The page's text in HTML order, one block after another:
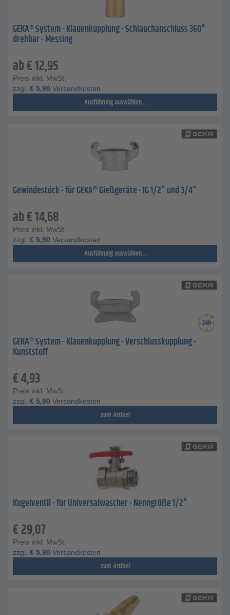
GEKA® System - Klauenkupplung - Schlauchanschluss 360°
drehbar - Messing
ab€12,95
Preis inkl. MwSt.
zzgl. € 5,90 Versandkosten
Ausführung auswählen...
Gewindestück - für GEKA® Gießgeräte - IG 1/2" und 3/4"
ab€14,68
Preis inkl. MwSt.
zzgl. € 5,90 Versandkosten
Ausführung auswählen...
GEKA® System - Klauenkupplung - Verschlusskupplung -
Kunststoff
€4,93
Preis inkl. MwSt.
zzgl. € 5,90 Versandkosten
zum Artikel
Kugelventil - für Universalwascher - Nenngröße 1/2"
€29,07
Preis inkl. MwSt.
zzgl. € 5,90 Versandkosten
zum Artikel